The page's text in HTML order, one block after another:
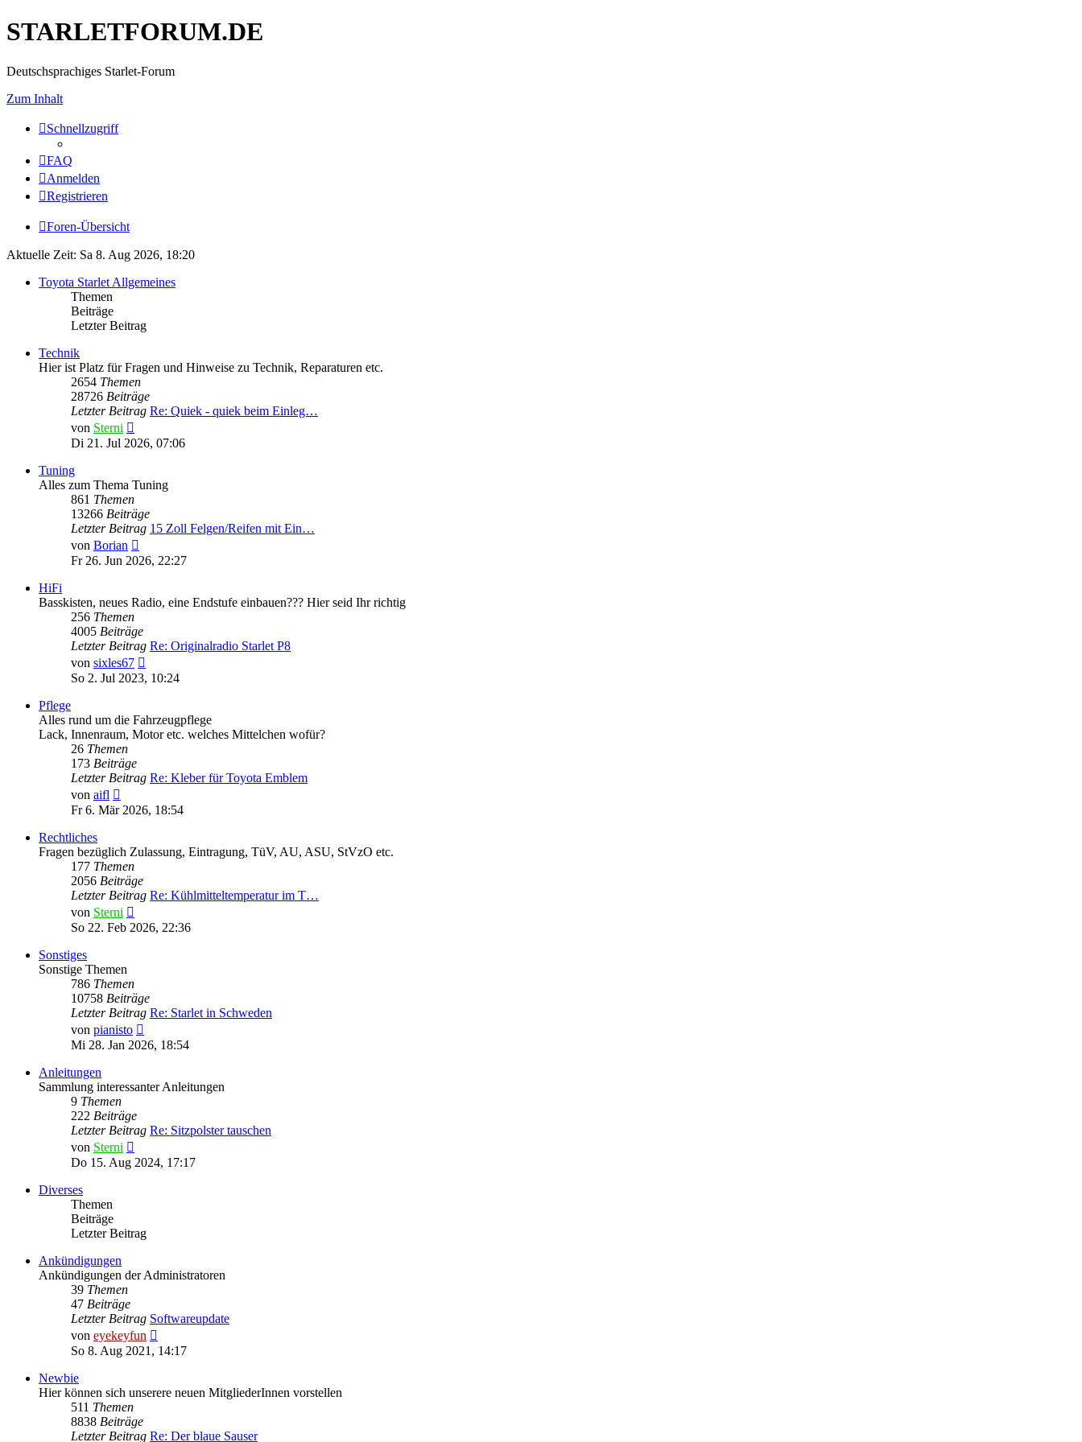
STARLETFORUM.DE
Deutschsprachiges Starlet-Forum
Zum Inhalt
Schnellzugriff
FAQ
Anmelden
Registrieren
Foren-Übersicht
Aktuelle Zeit: Sa 8. Aug 2026, 18:20
Toyota Starlet Allgemeines
Themen
Beiträge
Letzter Beitrag
Technik
Hier ist Platz für Fragen und Hinweise zu Technik, Reparaturen etc.
2654 Themen
28726 Beiträge
Letzter Beitrag Re: Quiek - quiek beim Einleg…
von Sterni
Beitrag
Di 21. Jul 2026, 07:06
Tuning
Alles zum Thema Tuning
861 Themen
13266 Beiträge
Letzter Beitrag 15 Zoll Felgen/Reifen mit Ein…
von Borian
Beitrag
Fr 26. Jun 2026, 22:27
HiFi
Basskisten, neues Radio, eine Endstufe einbauen??? Hier seid Ihr richtig
256 Themen
4005 Beiträge
Letzter Beitrag Re: Originalradio Starlet P8
von sixles67
Beitrag
So 2. Jul 2023, 10:24
Pflege
Alles rund um die Fahrzeugpflege
Lack, Innenraum, Motor etc. welches Mittelchen wofür?
26 Themen
173 Beiträge
Letzter Beitrag Re: Kleber für Toyota Emblem
von aifl
Beitrag
Fr 6. Mär 2026, 18:54
Rechtliches
Fragen bezüglich Zulassung, Eintragung, TüV, AU, ASU, StVzO etc.
177 Themen
2056 Beiträge
Letzter Beitrag Re: Kühlmitteltemperatur im T…
von Sterni
Beitrag
So 22. Feb 2026, 22:36
Sonstiges
Sonstige Themen
786 Themen
10758 Beiträge
Letzter Beitrag Re: Starlet in Schweden
von pianisto
Beitrag
Mi 28. Jan 2026, 18:54
Anleitungen
Sammlung interessanter Anleitungen
9 Themen
222 Beiträge
Letzter Beitrag Re: Sitzpolster tauschen
von Sterni
Beitrag
Do 15. Aug 2024, 17:17
Diverses
Themen
Beiträge
Letzter Beitrag
Ankündigungen
Ankündigungen der Administratoren
39 Themen
47 Beiträge
Letzter Beitrag Softwareupdate
von eyekeyfun
Beitrag
So 8. Aug 2021, 14:17
Newbie
Hier können sich unserere neuen MitgliederInnen vorstellen
511 Themen
8838 Beiträge
Letzter Beitrag Re: Der blaue Sauser